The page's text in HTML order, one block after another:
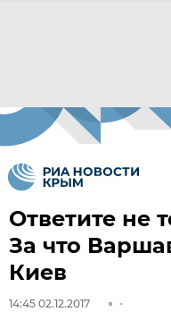
Ответите не
За что
Киев
14:45 02.12.2017